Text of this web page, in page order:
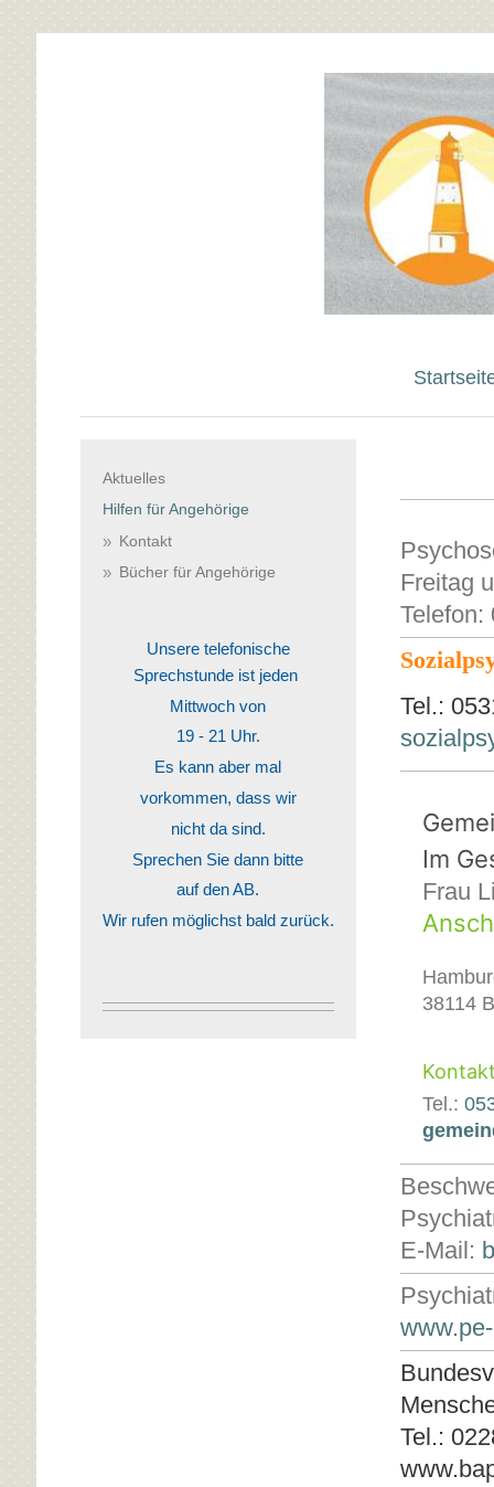
Freitag
Telefon:
Tel.:
Im
Frau
38114
Tel.:
E
M
a
l
-
A
d
r
s
s
e
E-Mail:
Tel.:
Aktuelles
Hilfen für Angehörige
Kontakt
Bücher für Angehörige
Unsere telefonische
Sprechstunde ist jeden
Mittwoch von
19 - 21 Uhr.
Es kann aber mal
vorkommen, dass wir
nicht da sind.
Sprechen Sie dann bitte
auf den AB.
Wir rufen möglichst bald zurück.